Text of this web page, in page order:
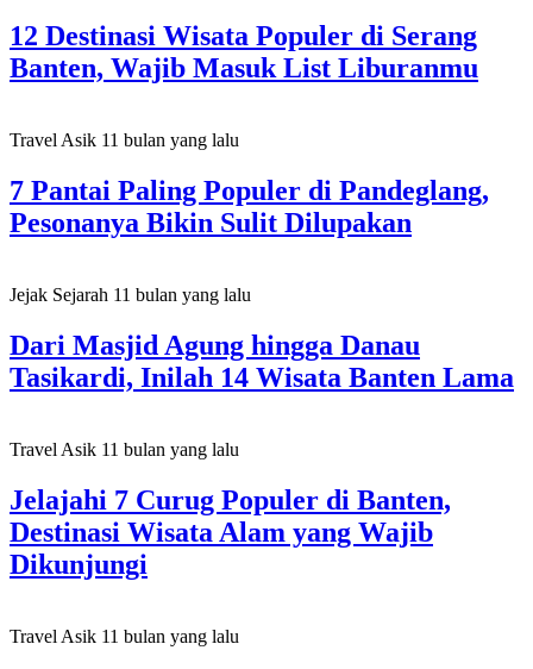
12 Destinasi Wisata Populer di Serang
Banten, Wajib Masuk List Liburanmu
Travel Asik 11 bulan yang lalu
7 Pantai Paling Populer di Pandeglang,
Pesonanya Bikin Sulit Dilupakan
Jejak Sejarah 11 bulan yang lalu
Dari Masjid Agung hingga Danau
Tasikardi, Inilah 14 Wisata Banten Lama
Travel Asik 11 bulan yang lalu
Jelajahi 7 Curug Populer di Banten,
Destinasi Wisata Alam yang Wajib
Dikunjungi
Travel Asik 11 bulan yang lalu